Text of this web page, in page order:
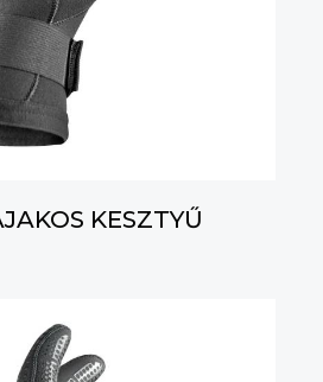
KESZTYŰ